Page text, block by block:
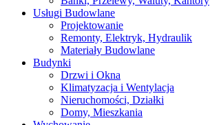
Usługi Budowlane
Projektowanie
Remonty, Elektryk, Hydraulik
Materiały Budowlane
Budynki
Drzwi i Okna
Klimatyzacja i Wentylacja
Nieruchomości, Działki
Domy, Mieszkania